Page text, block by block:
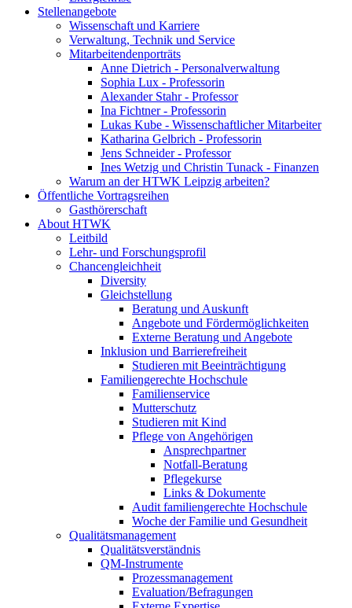
Stellenangebote
Wissenschaft und Karriere
Verwaltung, Technik und Service
Mitarbeitendenporträts
Anne Dietrich - Personalverwaltung
Sophia Lux - Professorin
Alexander Stahr - Professor
Ina Fichtner - Professorin
Lukas Kube - Wissenschaftlicher Mitarbeiter
Katharina Gelbrich - Professorin
Jens Schneider - Professor
Ines Wetzig und Christin Tunack - Finanzen
Warum an der HTWK Leipzig arbeiten?
Öffentliche Vortragsreihen
Gasthörerschaft
About HTWK
Leitbild
Lehr- und Forschungsprofil
Chancengleichheit
Diversity
Gleichstellung
Beratung und Auskunft
Angebote und Fördermöglichkeiten
Externe Beratung und Angebote
Inklusion und Barrierefreiheit
Studieren mit Beeinträchtigung
Familiengerechte Hochschule
Familienservice
Mutterschutz
Studieren mit Kind
Pflege von Angehörigen
Ansprechpartner
Notfall-Beratung
Pflegekurse
Links & Dokumente
Audit familiengerechte Hochschule
Woche der Familie und Gesundheit
Qualitätsmanagement
Qualitätsverständnis
QM-Instrumente
Prozessmanagement
Evaluation/Befragungen